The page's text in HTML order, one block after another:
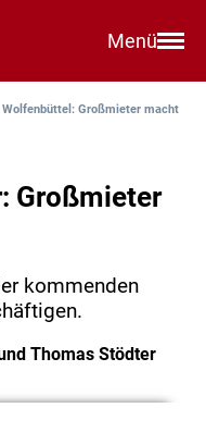
Menü
Großmieter macht
Großmieter
kommenden
Thomas Stödter